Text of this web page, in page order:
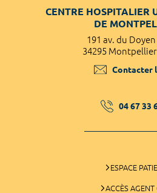
CENTRE HOSPITALIER
DE
191 av. du
34295
Contacter
04 67 33
ESPACE
ACCÈS AGENT